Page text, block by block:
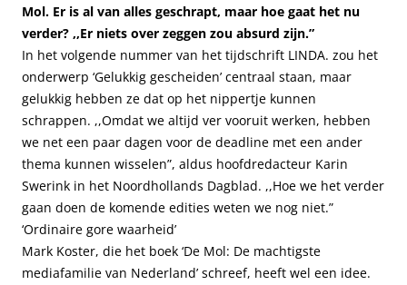
Mol. Er is al van alles geschrapt, maar hoe gaat het nu
verder? ,,Er niets over zeggen zou absurd zijn.”
In het volgende nummer van het tijdschrift LINDA. zou het
onderwerp ‘Gelukkig gescheiden’ centraal staan, maar
gelukkig hebben ze dat op het nippertje kunnen
schrappen. ,,Omdat we altijd ver vooruit werken, hebben
we net een paar dagen voor de deadline met een ander
thema kunnen wisselen”, aldus hoofdredacteur Karin
Swerink in het Noordhollands Dagblad. ,,Hoe we het verder
gaan doen de komende edities weten we nog niet.”
‘Ordinaire gore waarheid’
Mark Koster, die het boek ‘De Mol: De machtigste
mediafamilie van Nederland’ schreef, heeft wel een idee.